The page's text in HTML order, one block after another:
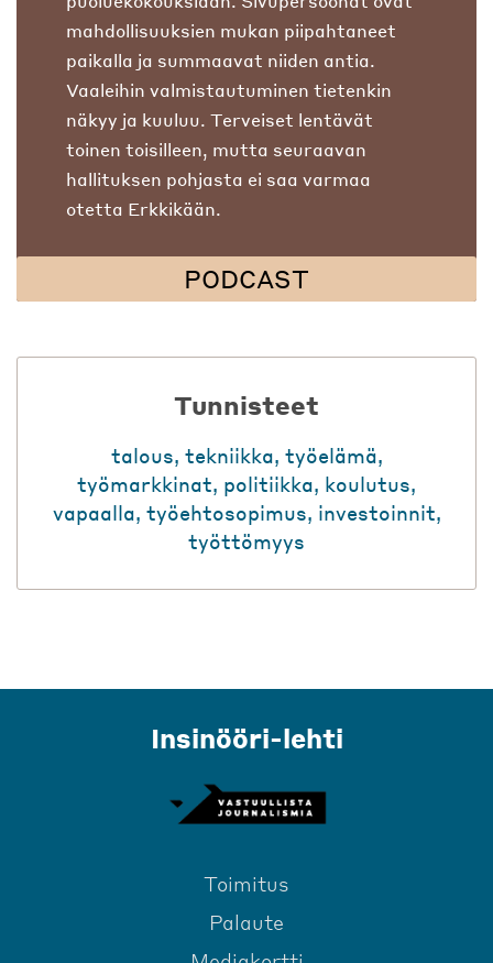
mahdollisuuksien mukan piipahtaneet
paikalla ja summaavat niiden antia.
Vaaleihin valmistautuminen tietenkin
näkyy ja kuuluu. Terveiset lentävät
toinen toisilleen, mutta seuraavan
hallituksen pohjasta ei saa varmaa
otetta Erkkikään.
PODCAST
Tunnisteet
talous, tekniikka, työelämä,
työmarkkinat, politiikka, koulutus,
vapaalla, työehtosopimus, investoinnit,
työttömyys
Insinööri-lehti
Toimitus
Palaute